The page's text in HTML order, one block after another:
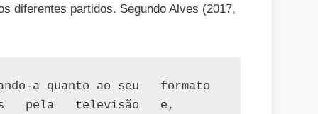
diferentes partidos. Segundo Alves (2017,
a quanto ao seu   formato
pela   televisão   e,